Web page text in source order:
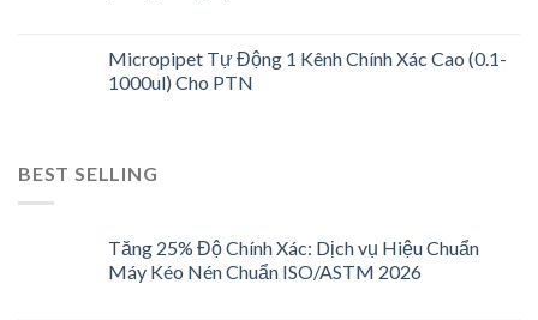
Micropipet Tự Động 1 Kênh Chính Xác Cao (0.1-
1000ul) Cho PTN
BEST SELLING
Tăng 25% Độ Chính Xác: Dịch vụ Hiệu Chuẩn
Máy Kéo Nén Chuẩn ISO/ASTM 2026